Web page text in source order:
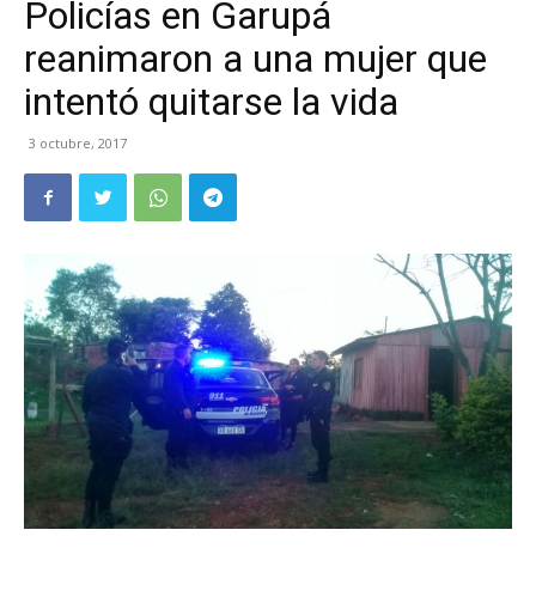
Policías en Garupá
reanimaron a una mujer que
intentó quitarse la vida
3 octubre, 2017